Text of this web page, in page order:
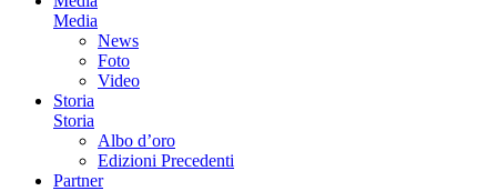
Media
News
Foto
Video
Storia
Storia
Albo d’oro
Edizioni Precedenti
Partner